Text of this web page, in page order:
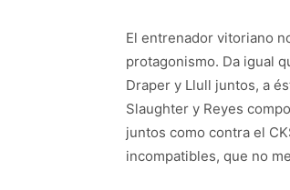
El entrenador vitoriano
protagonismo. Da igual
Draper y Llull juntos, a
Slaughter y Reyes
juntos como contra el
incompatibles, que no